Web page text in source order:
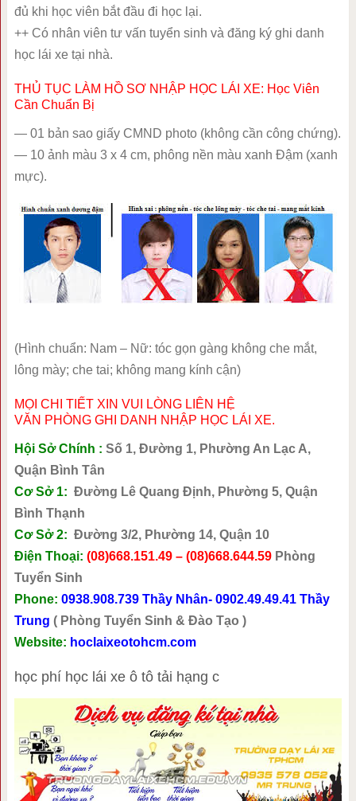
đủ khi học viên bắt đầu đi học lại.
++ Có nhân viên tư vấn tuyển sinh và đăng ký ghi danh
học lái xe tại nhà.
THỦ TỤC LÀM HỒ SƠ NHẬP HỌC LÁI XE: Học Viên
Cần Chuẩn Bị
— 01 bản sao giấy CMND photo (không cần công chứng).
— 10 ảnh màu 3 x 4 cm, phông nền màu xanh Đậm (xanh
mực).
(Hình chuẩn: Nam – Nữ: tóc gọn gàng không che mắt,
lông mày; che tai; không mang kính cận)
MỌI CHI TIẾT XIN VUI LÒNG LIÊN HỆ
VĂN PHÒNG GHI DANH NHẬP HỌC LÁI XE.
Hội Sở Chính : Số 1, Đường 1, Phường An Lạc A,
Quận Bình Tân
Cơ Sở 1: Đường Lê Quang Định, Phường 5, Quận
Bình Thạnh
Cơ Sở 2: Đường 3/2, Phường 14, Quận 10
Điện Thoại: (08)668.151.49 – (08)668.644.59Phòng
Tuyển Sinh
Phone: 0938.908.739 Thầy Nhân- 0902.49.49.41 Thầy
Trung ( Phòng Tuyển Sinh & Đào Tạo )
Website: hoclaixeotohcm.com
học phí học lái xe ô tô tải hạng c